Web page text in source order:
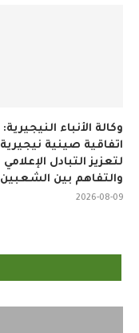
وكالة الأنباء النيجيرية:
اتفاقية صينية نيجيرية
لتعزيز التبادل الإعلامي
والتفاهم بين الشعبين
2026-08-09